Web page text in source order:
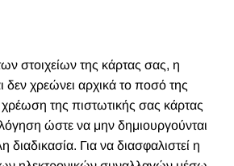
στοιχείων της κάρτας σας, η
δεν χρεώνει αρχικά το ποσό της
της πιστωτικής σας κάρτας
ώστε να μην δημιουργούνται
Για να διασφαλιστεί η